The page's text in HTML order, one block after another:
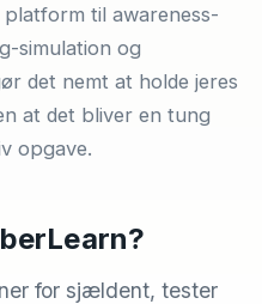
til awareness-
simulation og
det nemt at holde jeres
at det bliver en tung
opgave.
for sjældent, tester